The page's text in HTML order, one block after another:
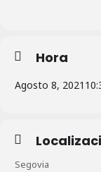
Hora
Agosto 8, 2021
Segovia